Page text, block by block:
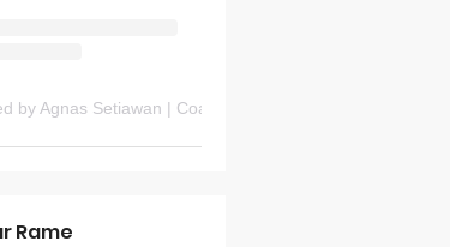
Rame